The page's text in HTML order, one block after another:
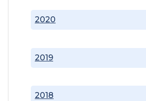
2018
2019
2020